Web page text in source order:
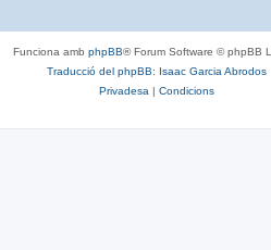
Funciona amb phpBB® Forum Software © phpBB
Traducció del phpBB: Isaac Garcia Abrodos
Privadesa | Condicions